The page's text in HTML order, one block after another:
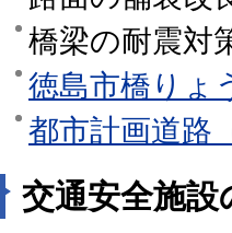
橋梁の耐震対
徳島市橋りょ
都市計画道路
交通安全施設